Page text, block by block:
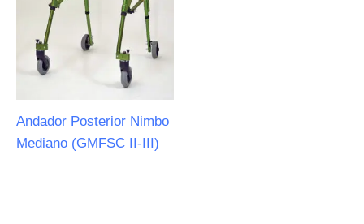
Andador Posterior Nimbo
Mediano (GMFSC II-III)